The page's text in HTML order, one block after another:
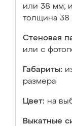
или 38 мм;
толщина 38
Стеновая
или с
Габариты:
размера
Цвет: на
Выкатные